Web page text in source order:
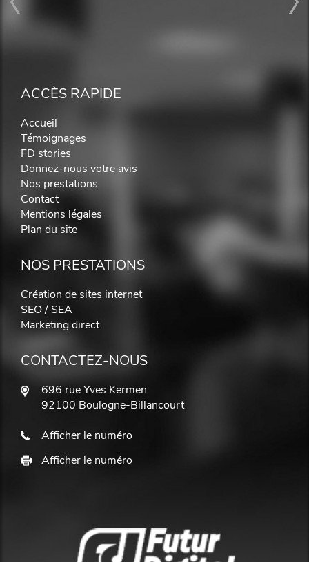
ACCÈS RAPIDE
Accueil
Témoignages
FD stories
Donnez-nous votre avis
Nos prestations
Contact
Mentions légales
Plan du site
NOS PRESTATIONS
Création de sites internet
SEO / SEA
Marketing direct
CONTACTEZ-NOUS
696 rue Yves Kermen
92100 Boulogne-Billancourt
Afficher le numéro
Afficher le numéro